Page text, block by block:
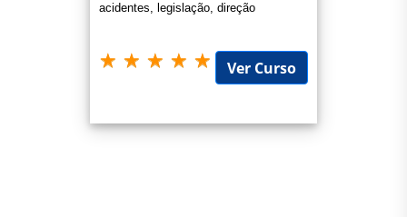
acidentes, legislação, direção
Ver Curso